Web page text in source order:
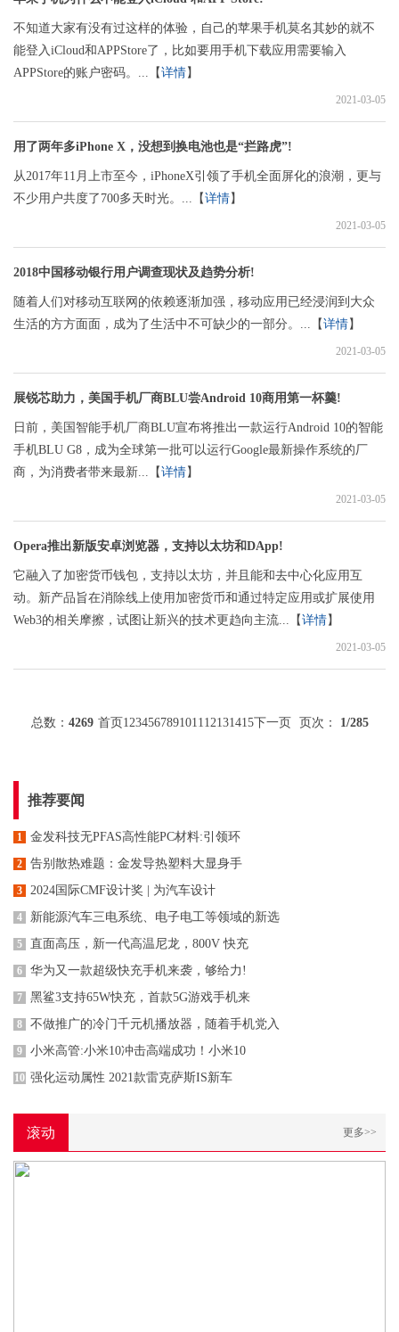
不知道大家有没有过这样的体验，自己的苹果手机莫名其妙的就不
能登入iCloud和APPStore了，比如要用手机下载应用需要输入
APPStore的账户密码。...【详情】
2021-03-05
用了两年多iPhone X，没想到换电池也是“拦路虎”!
从2017年11月上市至今，iPhoneX引领了手机全面屏化的浪潮，更与
不少用户共度了700多天时光。...【详情】
2021-03-05
2018中国移动银行用户调查现状及趋势分析!
随着人们对移动互联网的依赖逐渐加强，移动应用已经浸润到大众
生活的方方面面，成为了生活中不可缺少的一部分。...【详情】
2021-03-05
展锐芯助力，美国手机厂商BLU尝Android 10商用第一杯羹!
日前，美国智能手机厂商BLU宣布将推出一款运行Android 10的智能
手机BLU G8，成为全球第一批可以运行Google最新操作系统的厂
商，为消费者带来最新...【详情】
2021-03-05
Opera推出新版安卓浏览器，支持以太坊和DApp!
它融入了加密货币钱包，支持以太坊，并且能和去中心化应用互
动。新产品旨在消除线上使用加密货币和通过特定应用或扩展使用
Web3的相关摩擦，试图让新兴的技术更趋向主流...【详情】
2021-03-05
总数： 4269 首页123456789101112131415下一页 页次： 1/285
推荐要闻
1 金发科技无PFAS高性能PC材料:引领环
2 告别散热难题：金发导热塑料大显身手
3 2024国际CMF设计奖 | 为汽车设计
4 新能源汽车三电系统、电子电工等领域的新选
5 直面高压，新一代高温尼龙，800V 快充
6 华为又一款超级快充手机来袭，够给力!
7 黑鲨3支持65W快充，首款5G游戏手机来
8 不做推广的冷门千元机播放器，随着手机党入
9 小米高管:小米10冲击高端成功！小米10
10 强化运动属性 2021款雷克萨斯IS新车
滚动 更多>>